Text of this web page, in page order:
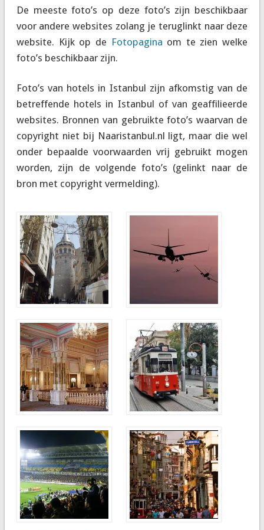
De meeste foto’s op deze foto’s zijn beschikbaar
voor andere websites zolang je teruglinkt naar deze
website. Kijk op de Fotopagina om te zien welke
foto’s beschikbaar zijn.
Foto’s van hotels in Istanbul zijn afkomstig van de
betreffende hotels in Istanbul of van geaffilieerde
websites. Bronnen van gebruikte foto’s waarvan de
copyright niet bij Naaristanbul.nl ligt, maar die wel
onder bepaalde voorwaarden vrij gebruikt mogen
worden, zijn de volgende foto’s (gelinkt naar de
bron met copyright vermelding).